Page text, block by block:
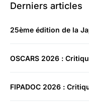
Derniers articles
25ème édition de la
OSCARS 2026 :
FIPADOC 2026 :